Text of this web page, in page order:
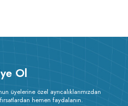
Ol
üyelerine özel ayrıcalıklarımızdan
hemen faydalanın.